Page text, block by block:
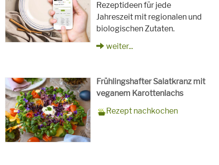
Rezeptideen für jede
Jahreszeit mit regionalen und
biologischen Zutaten.
weiter...
Frühlingshafter Salatkranz mit
veganem Karottenlachs
für
Schlagworte
Beilagen, Hauptspeisen, Jause,
Rezept nachkochen